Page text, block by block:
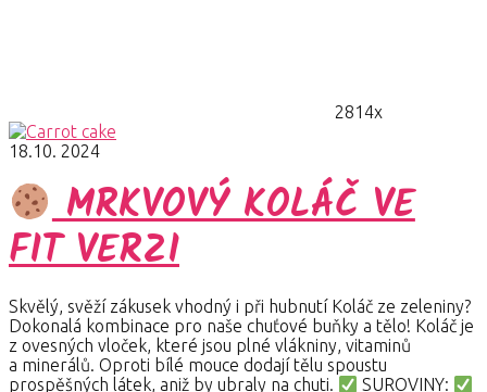
2814x
18.10. 2024
MRKVOVÝ KOLÁČ VE
FIT VERZI
Skvělý, svěží zákusek vhodný i při hubnutí Koláč ze zeleniny?
Dokonalá kombinace pro naše chuťové buňky a tělo! Koláč je
z ovesných vloček, které jsou plné vlákniny, vitaminů
a minerálů. Oproti bílé mouce dodají tělu spoustu
prospěšných látek, aniž by ubraly na chuti.
SUROVINY: